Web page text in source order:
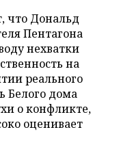
что Дональд
Пентагона
нехватки
на
реального
Белого дома
о конфликте,
оценивает